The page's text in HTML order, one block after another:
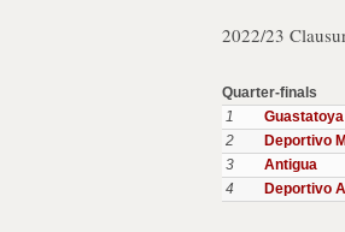
2022/23
Quarter-finals
1
Guastatoya
2
Deportivo
3
Antigua
4
Deportivo